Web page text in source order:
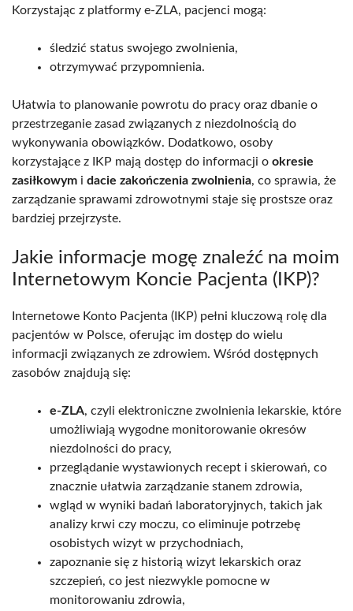
Korzystając z platformy e-ZLA, pacjenci mogą:
śledzić status swojego zwolnienia,
otrzymywać przypomnienia.
Ułatwia to planowanie powrotu do pracy oraz dbanie o
przestrzeganie zasad związanych z niezdolnością do
wykonywania obowiązków. Dodatkowo, osoby
korzystające z IKP mają dostęp do informacji o okresie
zasiłkowym i dacie zakończenia zwolnienia, co sprawia, że
zarządzanie sprawami zdrowotnymi staje się prostsze oraz
bardziej przejrzyste.
Jakie informacje mogę znaleźć na moim
Internetowym Koncie Pacjenta (IKP)?
Internetowe Konto Pacjenta (IKP) pełni kluczową rolę dla
pacjentów w Polsce, oferując im dostęp do wielu
informacji związanych ze zdrowiem. Wśród dostępnych
zasobów znajdują się:
e-ZLA, czyli elektroniczne zwolnienia lekarskie, które
umożliwiają wygodne monitorowanie okresów
niezdolności do pracy,
przeglądanie wystawionych recept i skierowań, co
znacznie ułatwia zarządzanie stanem zdrowia,
wgląd w wyniki badań laboratoryjnych, takich jak
analizy krwi czy moczu, co eliminuje potrzebę
osobistych wizyt w przychodniach,
zapoznanie się z historią wizyt lekarskich oraz
szczepień, co jest niezwykle pomocne w
monitorowaniu zdrowia,